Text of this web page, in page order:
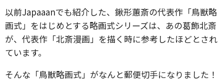
以前Japaaanでも紹介した、鍬形蕙斎の代表作「鳥獣略
画式」をはじめとする略画式シリーズは、あの葛飾北斎
が、代表作「北斎漫画」を描く時に参考したほどとされ
ています。
そんな「鳥獣略画式」がなんと郵便切手になりました！